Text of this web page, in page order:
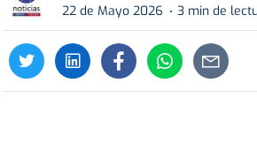
22 de Mayo 2026
3 min de